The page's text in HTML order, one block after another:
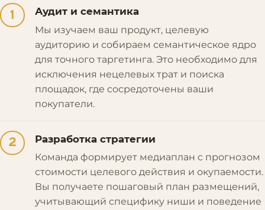
1 Аудит и семантика
Мы изучаем ваш продукт, целевую
аудиторию и собираем семантическое ядро
для точного таргетинга. Это необходимо для
исключения нецелевых трат и поиска
площадок, где сосредоточены ваши
покупатели.
2 Разработка стратегии
Команда формирует медиаплан с прогнозом
стоимости целевого действия и окупаемости.
Вы получаете пошаговый план размещений,
учитывающий специфику ниши и поведение